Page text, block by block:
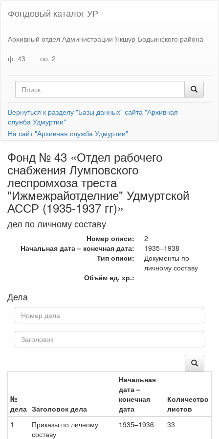
Фондовый каталог УР
Архивный отдел Администрации Якшур-Бодьинского района
ф. 43
оп. 2
Вернуться к разделу "Базы данных" сайта "Архивная
служба Удмуртии"
На сайт "Архивная служба Удмуртии"
Фонд № 43 «Отдел рабочего
снабжения Лумповского
леспромхоза треста
"Ижмежрайотделние" Удмуртской
АССР (1935-1937 гг)»
дел по личному составу
Номер описи:
2
Начальная дата – конечная дата:
1935–1938
Тип описи:
Документы по
личному составу
Объём ед. хр.:
Дела
№
дела Заголовок дела
Начальная
дата –
конечная
дата
Количество
листов
1
Приказы по личному
составу
1935–1936 33